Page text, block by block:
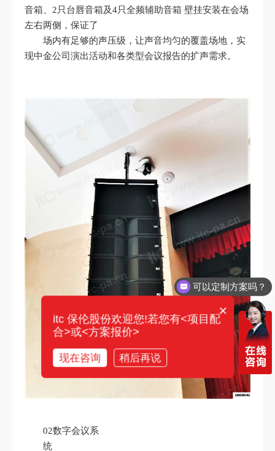
音箱、2只台唇音箱及4只全频辅助音箱 壁挂安装在会场
左右两侧，保证了
场内有足够的声压级，让声音均匀的覆盖场地，实
现中金公司演出活动和各类型会议报告的扩声需求。
02数字会议系
统
可以定制方案吗？
你们电话多少？
×
itc 保伦股份欢迎您!若您有<项目配
合>或<方案报价>
现在咨询 稍后再说